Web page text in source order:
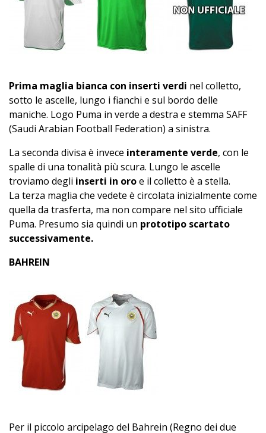
Prima maglia bianca con inserti verdi nel colletto,
sotto le ascelle, lungo i fianchi e sul bordo delle
maniche. Logo Puma in verde a destra e stemma SAFF
(Saudi Arabian Football Federation) a sinistra.
La seconda divisa è invece interamente verde, con le
spalle di una tonalità più scura. Lungo le ascelle
troviamo degli inserti in oroe il colletto è a stella.
La terza maglia che vedete è circolata inizialmente come
quella da trasferta, ma non compare nel sito ufficiale
Puma. Presumo sia quindi un prototipo scartato
successivamente.
BAHREIN
Per il piccolo arcipelago del Bahrein (Regno dei due